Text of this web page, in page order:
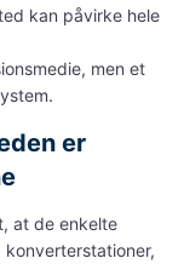
kan påvirke hele
men et
er
at de enkelte
konverterstationer,